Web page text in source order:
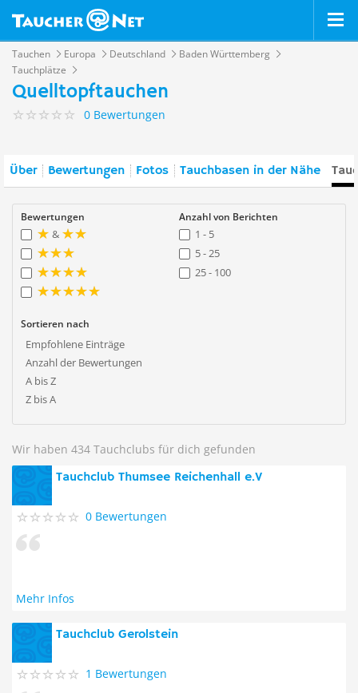
Tauchen Europa Deutschland
Baden Württemberg
Tauchplätze
Quelltopftauchen
0 Bewertungen
Über Bewertungen Fotos Tauchbasen in der Nähe
Bewertungen
&
Anzahl von Berichten
1 - 5
5 - 25
25 - 100
Sortieren nach
Empfohlene Einträge
Anzahl der Bewertungen
A bis Z
Z bis A
Wir haben 434 Tauchclubs für dich gefunden
Tauchclub Thumsee Reichenhall e.V
0 Bewertungen
Mehr Infos
Tauchclub Gerolstein
1 Bewertungen